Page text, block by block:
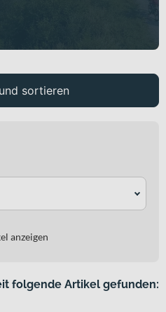
sortieren
anzeigen
folgende Artikel gefunden: